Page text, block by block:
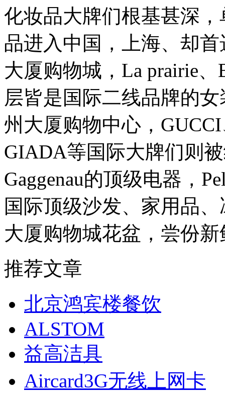
化妆品大牌们根基甚深
品进入中国，上海、却
大厦购物城，La prairie
层皆是国际二线品牌的
州大厦购物中心，
GIADA等国际大牌们则
Gaggenau的顶级电器，
国际顶级沙发、家用品
大厦购物城花盆，尝份
推荐文章
北京鸿宾楼餐饮
ALSTOM
益高洁具
Aircard3G无线上网卡